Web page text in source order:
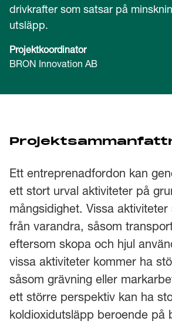
drivkrafter som satsar på
utsläpp.
Projektkoordinator
BRON Innovation AB
Ett entreprenadfordon kan
ett stort urval aktiviteter på
mångsidighet. Vissa
från varandra, såsom
eftersom skopa och hjul
vissa aktiviteter kommer ha
såsom grävning eller
ett större perspektiv kan ha
koldioxidutsläpp beroende på